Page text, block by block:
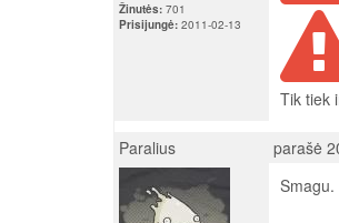
Žinutės: 701
Prisijungė: 2011-02-13
Tik tiek
Paralius parašė
Smagu.